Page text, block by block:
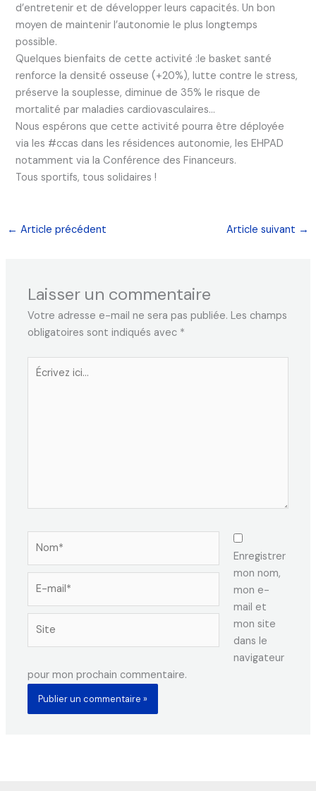
d’entretenir et de développer leurs capacités. Un bon
moyen de maintenir l’autonomie le plus longtemps
possible.
Quelques bienfaits de cette activité :le basket santé
renforce la densité osseuse (+20%), lutte contre le stress,
préserve la souplesse, diminue de 35% le risque de
mortalité par maladies cardiovasculaires…
Nous espérons que cette activité pourra être déployée
via les #ccas dans les résidences autonomie, les EHPAD
notamment via la Conférence des Financeurs.
Tous sportifs, tous solidaires !
← Article précédent Article suivant →
Laisser un commentaire
Votre adresse e-mail ne sera pas publiée. Les champs
obligatoires sont indiqués avec *
Écrivez
mail*
Enregistrer
mon nom,
mon e-
mail et
mon site
dans le
navigateur
pour mon prochain commentaire.